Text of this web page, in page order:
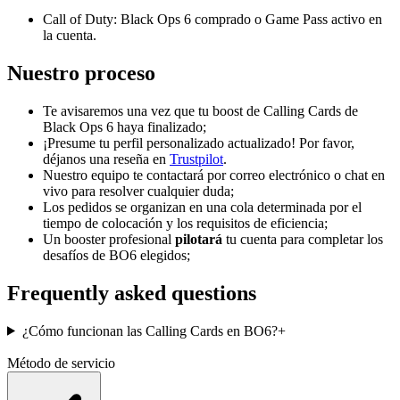
Call of Duty: Black Ops 6 comprado o Game Pass activo en
la cuenta.
Nuestro proceso
Te avisaremos una vez que tu boost de Calling Cards de
Black Ops 6 haya finalizado;
¡Presume tu perfil personalizado actualizado! Por favor,
déjanos una reseña en Trustpilot.
Nuestro equipo te contactará por correo electrónico o chat en
vivo para resolver cualquier duda;
Los pedidos se organizan en una cola determinada por el
tiempo de colocación y los requisitos de eficiencia;
Un booster profesional pilotará tu cuenta para completar los
desafíos de BO6 elegidos;
Frequently asked questions
¿Cómo funcionan las Calling Cards en BO6?+
Método de servicio